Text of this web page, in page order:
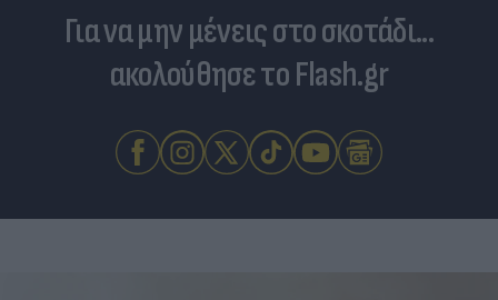
Για να μην μένεις στο σκοτάδι...
ακολούθησε το Flash.gr